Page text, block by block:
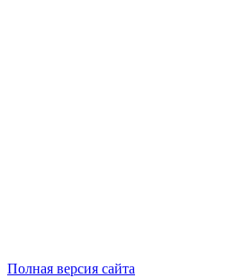
Полная версия сайта